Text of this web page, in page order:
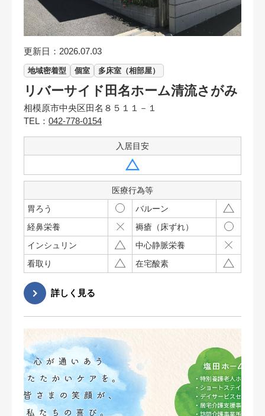
更新日：2026.07.03
地域密着型 個室 多床室（相部屋）
リバーサイド田名ホーム清流さがみ
相模原市中央区田名８５１１－１
TEL： 042-778-0154
入居目安
医療行為等
胃ろう
バルーン
経鼻栄養
褥瘡（床ずれ）
インシュリン
中心静脈栄養
看取り
在宅酸素